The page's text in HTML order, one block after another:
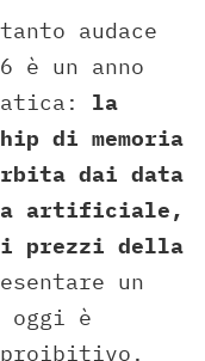
audace
è un anno
la
di memoria
dai data
artificiale,
prezzi della
un
oggi è
proibitivo.